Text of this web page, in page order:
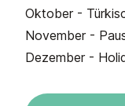
Oktober -
November -
Dezember -